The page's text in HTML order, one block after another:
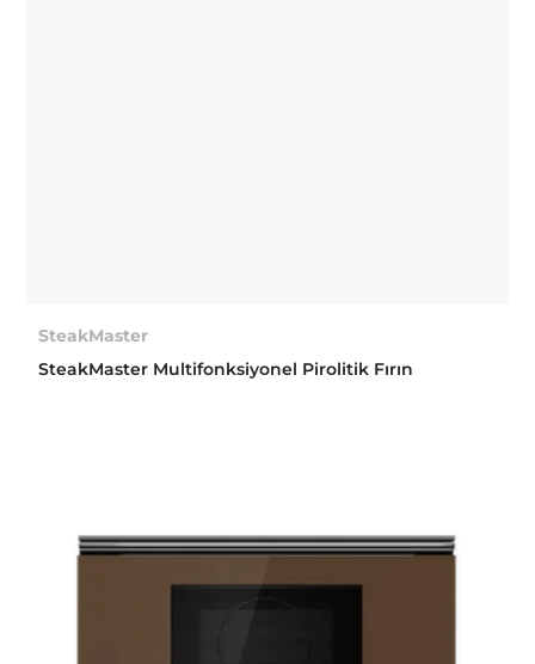
SteakMaster
SteakMaster Multifonksiyonel Pirolitik Fırın